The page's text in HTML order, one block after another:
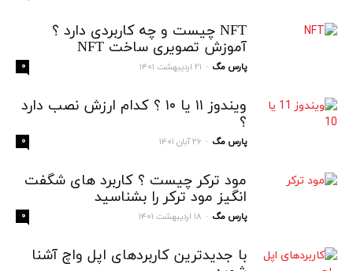
NFT چیست و چه کاربردی دارد ؟
آموزش تصویری ساخت NFT
پارس مگ - ۲۱ اردیبهشت ۱۴۰۱ ۰
ویندوز ۱۱ یا ۱۰ ؟ کدام ارزش نصب دارد
؟
پارس مگ - ۲۶ آبان ۱۴۰۱ ۰
مود ترکر چیست ؟ کاربرد های شگفت
انگیز مود ترکر را بشناسید
پارس مگ - ۱۸ اردیبهشت ۱۴۰۱ ۰
با جدیدترین کاربردهای اپل واچ آشنا